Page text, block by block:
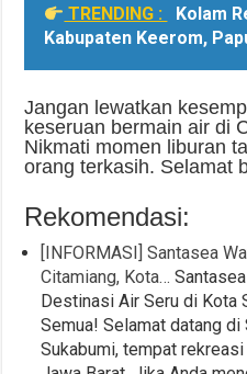
TRENDING :
Kolam
Kabupaten Keerom,
Jangan lewatkan
keseruan bermain air di
Nikmati momen liburan
orang terkasih. Selamat
Rekomendasi:
[INFORMASI] Santasea
Citamiang, Kota…
Destinasi Air Seru di Kota
Semua! Selamat datang di
Sukabumi, tempat